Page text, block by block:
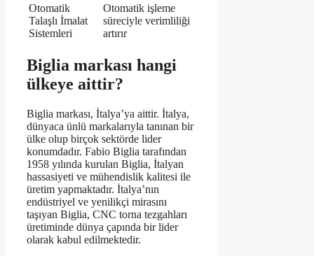
Otomatik
Talaşlı İmalat
Sistemleri
Otomatik işleme
süreciyle verimliliği
artırır
Biglia markası hangi
ülkeye aittir?
Biglia markası, İtalya’ya aittir. İtalya,
dünyaca ünlü markalarıyla tanınan bir
ülke olup birçok sektörde lider
konumdadır. Fabio Biglia tarafından
1958 yılında kurulan Biglia, İtalyan
hassasiyeti ve mühendislik kalitesi ile
üretim yapmaktadır. İtalya’nın
endüstriyel ve yenilikçi mirasını
taşıyan Biglia, CNC torna tezgahları
üretiminde dünya çapında bir lider
olarak kabul edilmektedir.